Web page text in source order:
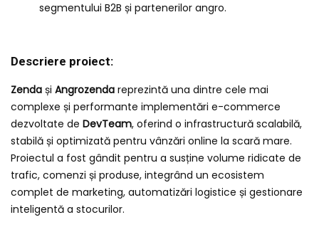
segmentului B2B și partenerilor angro.
Descriere proiect:
Zenda și Angrozenda reprezintă una dintre cele mai
complexe și performante implementări e-commerce
dezvoltate de DevTeam, oferind o infrastructură scalabilă,
stabilă și optimizată pentru vânzări online la scară mare.
Proiectul a fost gândit pentru a susține volume ridicate de
trafic, comenzi și produse, integrând un ecosistem
complet de marketing, automatizări logistice și gestionare
inteligentă a stocurilor.